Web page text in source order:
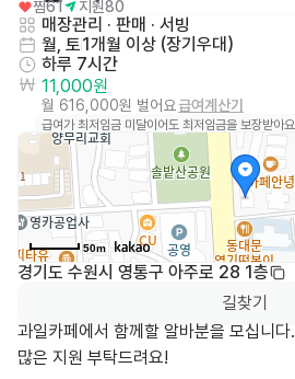
찜61 지원80
매장관리 · 판매 · 서빙
월, 토1개월 이상 (장기우대)
하루 7시간
11,000원
월 616,000원 벌어요급여계산기
급여가 최저임금 미달이어도 최저임금을 보장받아요
50m
경기도 수원시 영통구 아주로 28 1층
길찾기
과일카페에서 함께할 알바분을 모십니다.
많은 지원 부탁드려요!